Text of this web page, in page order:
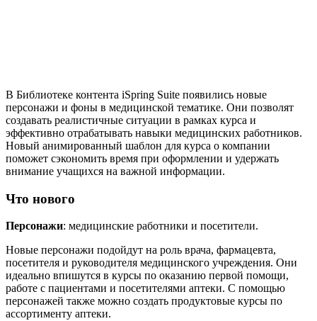
В Библиотеке контента iSpring Suite появились новые
персонажи и фоны в медицинской тематике. Они позволят
создавать реалистичные ситуации в рамках курса и
эффективно отрабатывать навыки медицинских работников.
Новый анимированный шаблон для курса о компании
поможет сэкономить время при оформлении и удержать
внимание учащихся на важной информации.
Что нового
Персонажи: медицинские работники и посетители.
Новые персонажи подойдут на роль врача, фармацевта,
посетителя и руководителя медицинского учреждения. Они
идеально впишутся в курсы по оказанию первой помощи,
работе с пациентами и посетителями аптеки. С помощью
персонажей также можно создать продуктовые курсы по
ассортименту аптеки.